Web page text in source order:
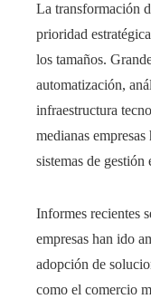
La transformación
prioridad
los tamaños.
automatización,
infraestructura
medianas
sistemas de
Informes recientes
empresas han ido
adopción de
como el comercio